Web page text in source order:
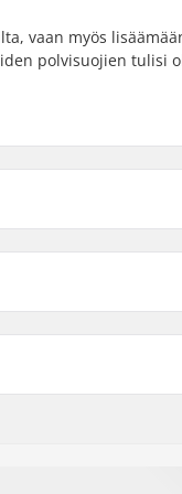
vaan myös
polvisuojien tulisi